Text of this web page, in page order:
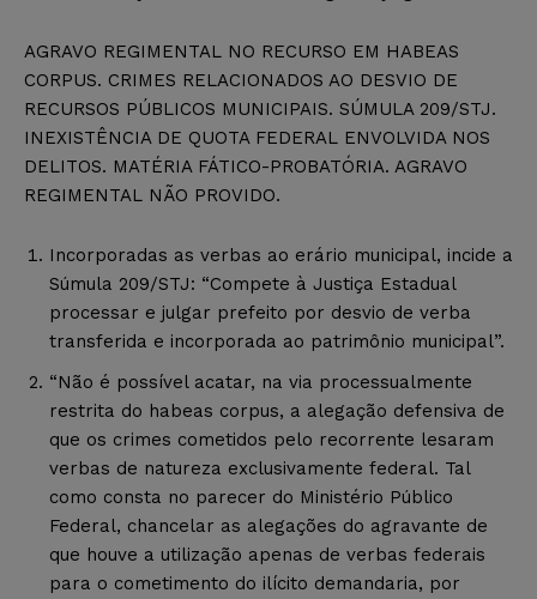
AGRAVO REGIMENTAL NO RECURSO EM HABEAS
CORPUS. CRIMES RELACIONADOS AO DESVIO DE
RECURSOS PÚBLICOS MUNICIPAIS. SÚMULA 209/STJ.
INEXISTÊNCIA DE QUOTA FEDERAL ENVOLVIDA NOS
DELITOS. MATÉRIA FÁTICO-PROBATÓRIA. AGRAVO
REGIMENTAL NÃO PROVIDO.
Incorporadas as verbas ao erário municipal, incide a
Súmula 209/STJ: “Compete à Justiça Estadual
processar e julgar prefeito por desvio de verba
transferida e incorporada ao patrimônio municipal”.
“Não é possível acatar, na via processualmente
restrita do habeas corpus, a alegação defensiva de
que os crimes cometidos pelo recorrente lesaram
verbas de natureza exclusivamente federal. Tal
como consta no parecer do Ministério Público
Federal, chancelar as alegações do agravante de
que houve a utilização apenas de verbas federais
para o cometimento do ilícito demandaria, por